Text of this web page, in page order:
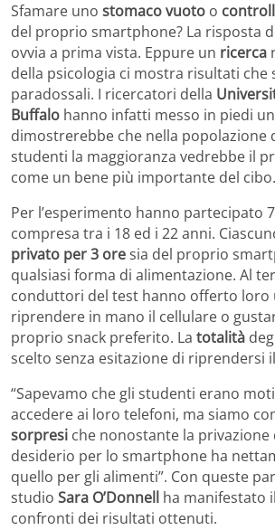
Sfamare uno stomaco vuoto o
del proprio smartphone? La risposta
ovvia a prima vista. Eppure un ricerca
della psicologia ci mostra risultati che
paradossali. I ricercatori della
Buffalo hanno infatti messo in piedi
dimostrerebbe che nella popolazione
studenti la maggioranza vedrebbe il
come un bene più importante del cibo.
Per l’esperimento hanno partecipato
compresa tra i 18 ed i 22 anni.
privato per 3 oresia del proprio
qualsiasi forma di alimentazione. Al
conduttori del test hanno offerto loro
riprendere in mano il cellulare o
proprio snack preferito. La totalità
scelto senza esitazione di riprendersi
“Sapevamo che gli studenti erano
accedere ai loro telefoni, ma siamo
sorpresi che nonostante la privazione
desiderio per lo smartphone ha
quello per gli alimenti”. Con queste
studio Sara O’Donnell ha manifestato
confronti dei risultati ottenuti.